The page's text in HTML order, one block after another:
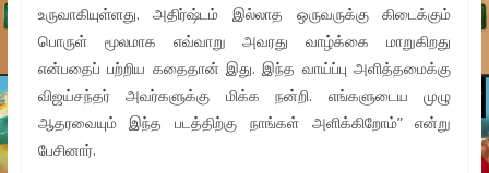
உருவாகியுள்ளது. அதிர்ஷ்டம் இல்லாத ஒருவருக்கு கிடைக்கும்
பொருள் மூலமாக எவ்வாறு அவரது வாழ்க்கை மாறுகிறது
என்பதைப் பற்றிய கதைதான் இது. இந்த வாய்ப்பு அளித்தமைக்கு
விஜய்சந்தர் அவர்களுக்கு மிக்க நன்றி. எங்களுடைய முழு
ஆதரவையும் இந்த படத்திற்கு நாங்கள் அளிக்கிறோம்” என்று
பேசினார்.